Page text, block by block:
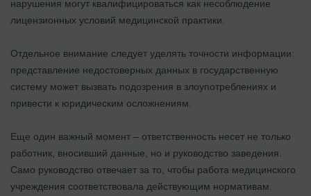
нарушения могут квалифицироваться как несоблюдение
лицензионных условий медицинской практики.
Отдельное внимание следует уделять точности информации:
представление недостоверных данных в государственную
систему может вызвать подозрения в злоупотреблениях и
привести к юридическим осложнениям.
Еще один важный момент – ответственность несет не только
работник, вносивший данные, но и руководство заведения.
Само руководство отвечает за то, чтобы работа медицинского
учреждения соответствовала действующим нормативам.